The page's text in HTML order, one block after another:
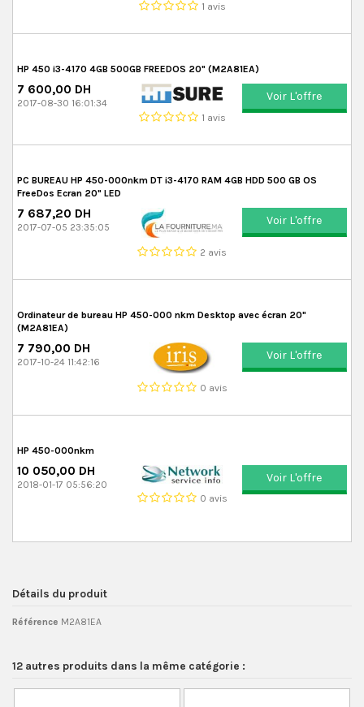
1 avis
HP 450 i3-4170 4GB 500GB FREEDOS 20" (M2A81EA)
7 600,00 DH
2017-08-30 16:01:34
1 avis
Voir L'offre
PC BUREAU HP 450-000nkm DT i3-4170 RAM 4GB HDD 500 GB OS
FreeDos Ecran 20" LED
7 687,20 DH
2017-07-05 23:35:05
2 avis
Voir L'offre
Ordinateur de bureau HP 450-000 nkm Desktop avec écran 20"
(M2A81EA)
7 790,00 DH
2017-10-24 11:42:16
0 avis
Voir L'offre
HP 450-000nkm
10 050,00 DH
2018-01-17 05:56:20
0 avis
Voir L'offre
Détails du produit
Référence M2A81EA
12 autres produits dans la même catégorie :